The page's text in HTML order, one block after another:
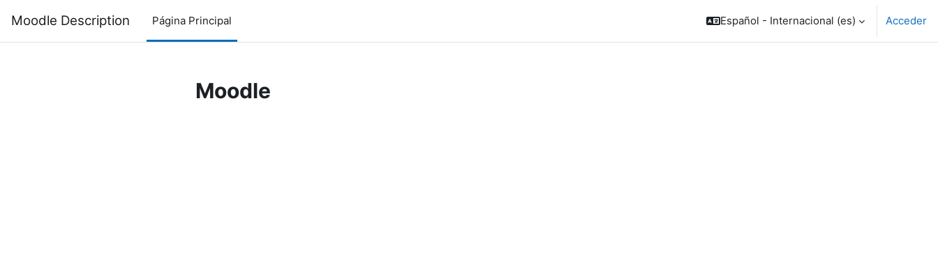
Moodle Description Página Principal Español - Internacional ‎(es)‎ Acceder
Moodle